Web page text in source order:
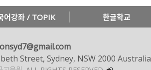
어강좌 / TOPIK 한글학교
Street, Sydney, NSW 2000 Australia